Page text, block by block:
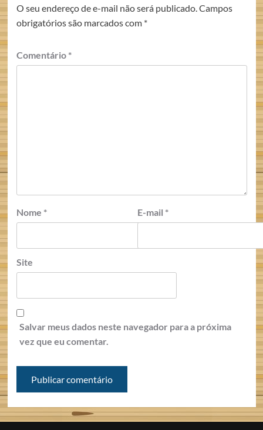
O seu endereço de e-mail não será publicado.Campos
obrigatórios são marcados com *
Comentário *
Nome * E-mail *
Site
Salvar meus dados neste navegador para a próxima
vez que eu comentar.